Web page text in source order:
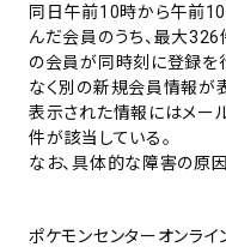
同日午前10時から午前
んだ会員のうち、最大
の会員が同時刻に登録を
なく別の新規会員情報が
表示された情報にはメー
件が該当している。
なお、具体的な障害の原
ポケモンセンターオンライ